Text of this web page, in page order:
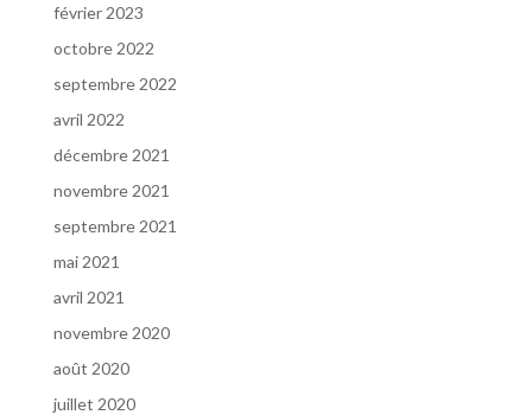
février 2023
octobre 2022
septembre 2022
avril 2022
décembre 2021
novembre 2021
septembre 2021
mai 2021
avril 2021
novembre 2020
août 2020
juillet 2020